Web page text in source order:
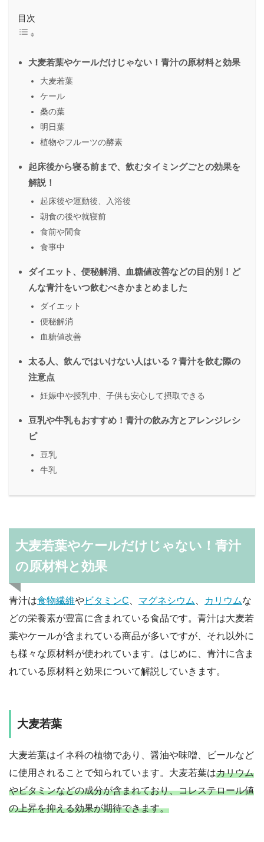
目次
大麦若葉やケールだけじゃない！青汁の原材料と効果
大麦若葉
ケール
桑の葉
明日葉
植物やフルーツの酵素
起床後から寝る前まで、飲むタイミングごとの効果を
解説！
起床後や運動後、入浴後
朝食の後や就寝前
食前や間食
食事中
ダイエット、便秘解消、血糖値改善などの目的別！ど
んな青汁をいつ飲むべきかまとめました
ダイエット
便秘解消
血糖値改善
太る人、飲んではいけない人はいる？青汁を飲む際の
注意点
妊娠中や授乳中、子供も安心して摂取できる
豆乳や牛乳もおすすめ！青汁の飲み方とアレンジレシ
ピ
豆乳
牛乳
大麦若葉やケールだけじゃない！青汁
の原材料と効果
青汁は食物繊維やビタミンC、 マグネシウム、 カリウムな
どの栄養素が豊富に含まれている食品です。青汁は大麦若
葉やケールが含まれている商品が多いですが、それ以外に
も様々な原材料が使われています。はじめに、青汁に含ま
れている原材料と効果について解説していきます。
大麦若葉
大麦若葉はイネ科の植物であり、醤油や味噌、ビールなど
に使用されることで知られています。大麦若葉はカリウム
やビタミンなどの成分が含まれており、コレステロール値
の上昇を抑える効果が期待できます。